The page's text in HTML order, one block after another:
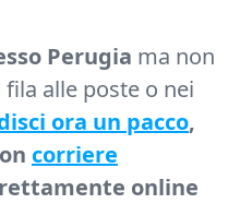
Perugia ma non
fila alle poste o nei
ora un pacco,
corriere
online